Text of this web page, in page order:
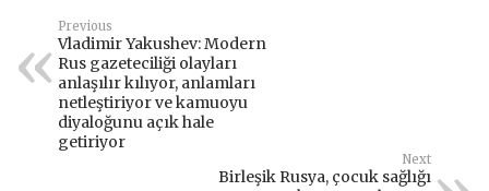
Previous
Vladimir Yakushev: Modern
Rus gazeteciliği olayları
anlaşılır kılıyor, anlamları
netleştiriyor ve kamuoyu
diyaloğunu açık hale
getiriyor
Next
Birleşik Rusya, çocuk sağlığı